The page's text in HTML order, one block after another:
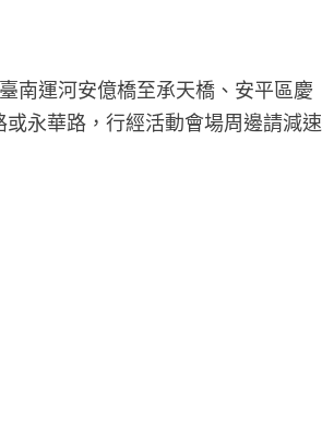
南運河安億橋至承天橋、安平區慶
永華路，行經活動會場周邊請減速